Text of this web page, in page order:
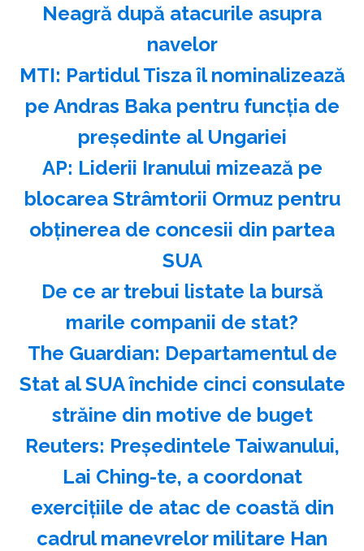
Neagră după atacurile asupra
navelor
MTI: Partidul Tisza îl nominalizează
pe Andras Baka pentru funcţia de
preşedinte al Ungariei
AP: Liderii Iranului mizează pe
blocarea Strâmtorii Ormuz pentru
obţinerea de concesii din partea
SUA
️De ce ar trebui listate la bursă
marile companii de stat?
The Guardian: Departamentul de
Stat al SUA închide cinci consulate
străine din motive de buget
Reuters: Preşedintele Taiwanului,
Lai Ching-te, a coordonat
exerciţiile de atac de coastă din
cadrul manevrelor militare Han